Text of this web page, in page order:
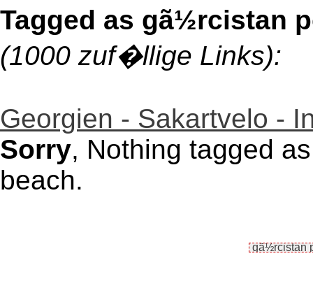
Tagged as gã½rcistan
(1000 zuf�llige Links):
Georgien - Sakartvelo -
Sorry, Nothing tagged
beach.